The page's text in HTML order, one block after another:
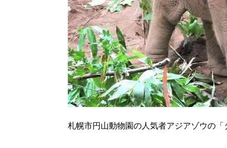
札幌市円山動物園の人気者アジアゾウの「